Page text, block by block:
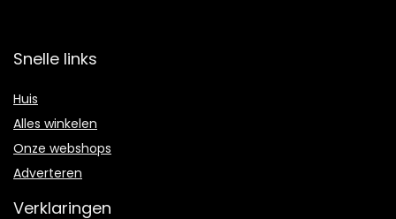
Snelle links
Huis
Alles winkelen
Onze webshops
Adverteren
Verklaringen